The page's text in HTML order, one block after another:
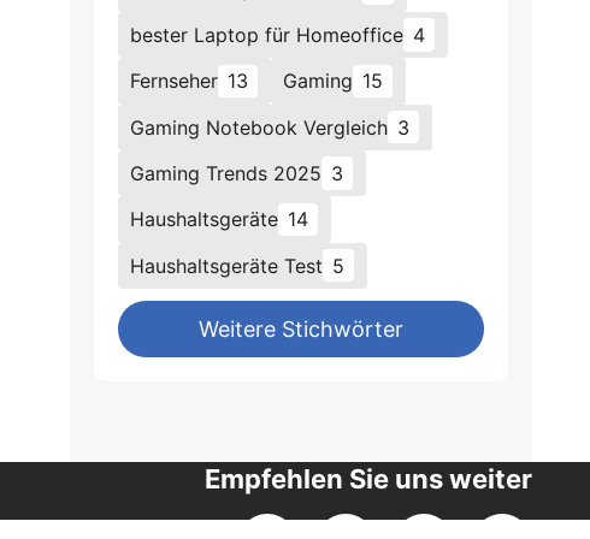
bester Laptop für Homeoffice 4
Fernseher 13 Gaming 15
Gaming Notebook Vergleich 3
Gaming Trends 2025 3
Haushaltsgeräte 14
Haushaltsgeräte Test 5
Weitere Stichwörter
Empfehlen Sie uns weiter